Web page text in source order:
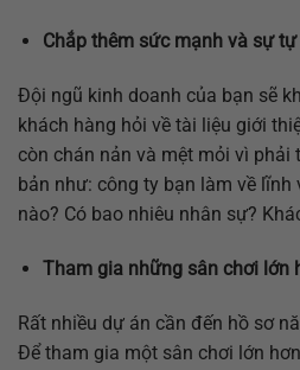
Chắp thêm sức mạnh và sự
Đội ngũ kinh doanh của bạn sẽ
khách hàng hỏi về tài liệu giới
còn chán nản và mệt mỏi vì phải
bản như: công ty bạn làm về lĩnh
nào? Có bao nhiêu nhân sự?
Tham gia những sân chơi lớn
Rất nhiều dự án cần đến hồ sơ
Để tham gia một sân chơi lớn